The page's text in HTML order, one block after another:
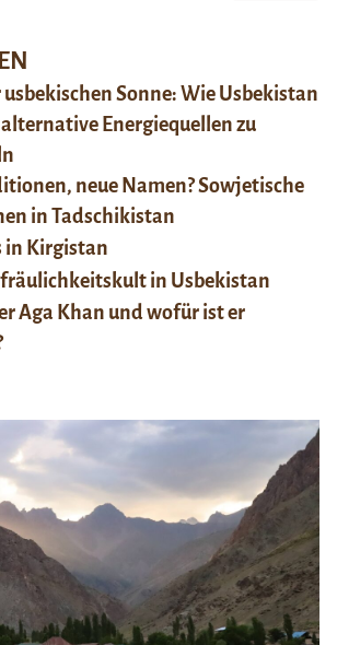
Sonne: Wie Usbekistan
Energiequellen zu
neue Namen? Sowjetische
in Tadschikistan
in Kirgistan
in Usbekistan
Aga Khan und wofür ist er